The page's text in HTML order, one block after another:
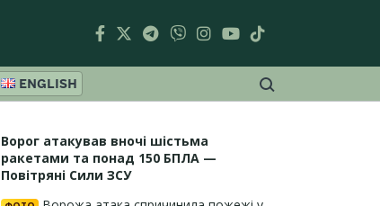
ENGLISH
Ворог атакував вночі шістьма
ракетами та понад 150 БПЛА —
Повітряні Сили ЗСУ